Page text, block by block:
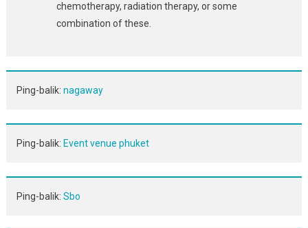
chemotherapy, radiation therapy, or some
combination of these.
Ping-balik: nagaway
Ping-balik: Event venue phuket
Ping-balik: Sbo